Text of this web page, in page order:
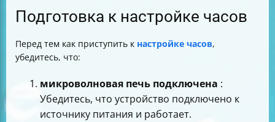
Подготовка к настройке часов
Перед тем как приступить к настройке часов,
убедитесь, что:
микроволновая печь подключена :
Убедитесь, что устройство подключено к
источнику питания и работает.